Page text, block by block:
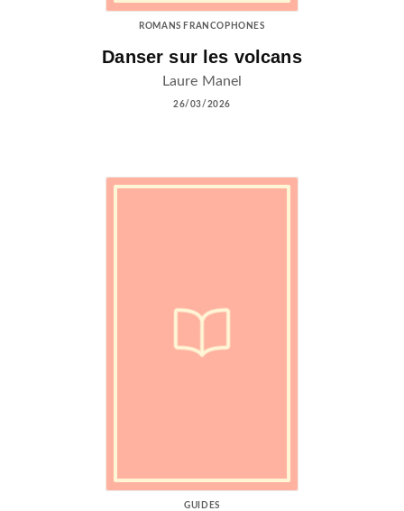
ROMANS FRANCOPHONES
Danser sur les volcans
Laure Manel
26/03/2026
GUIDES